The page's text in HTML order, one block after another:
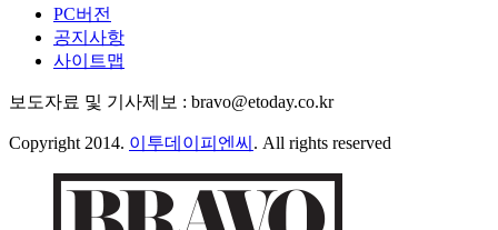
PC버전
공지사항
사이트맵
보도자료 및 기사제보 : bravo@etoday.co.kr
Copyright 2014. 이투데이피엔씨 . All rights reserved